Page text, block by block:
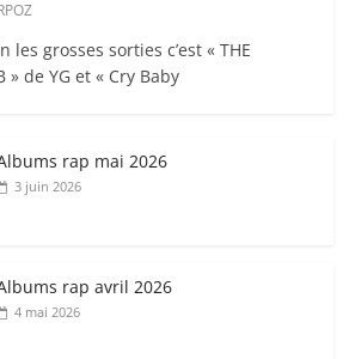
les grosses sorties c’est « THE
» de YG et « Cry Baby
rap mai 2026
3 juin 2026
rap avril 2026
4 mai 2026